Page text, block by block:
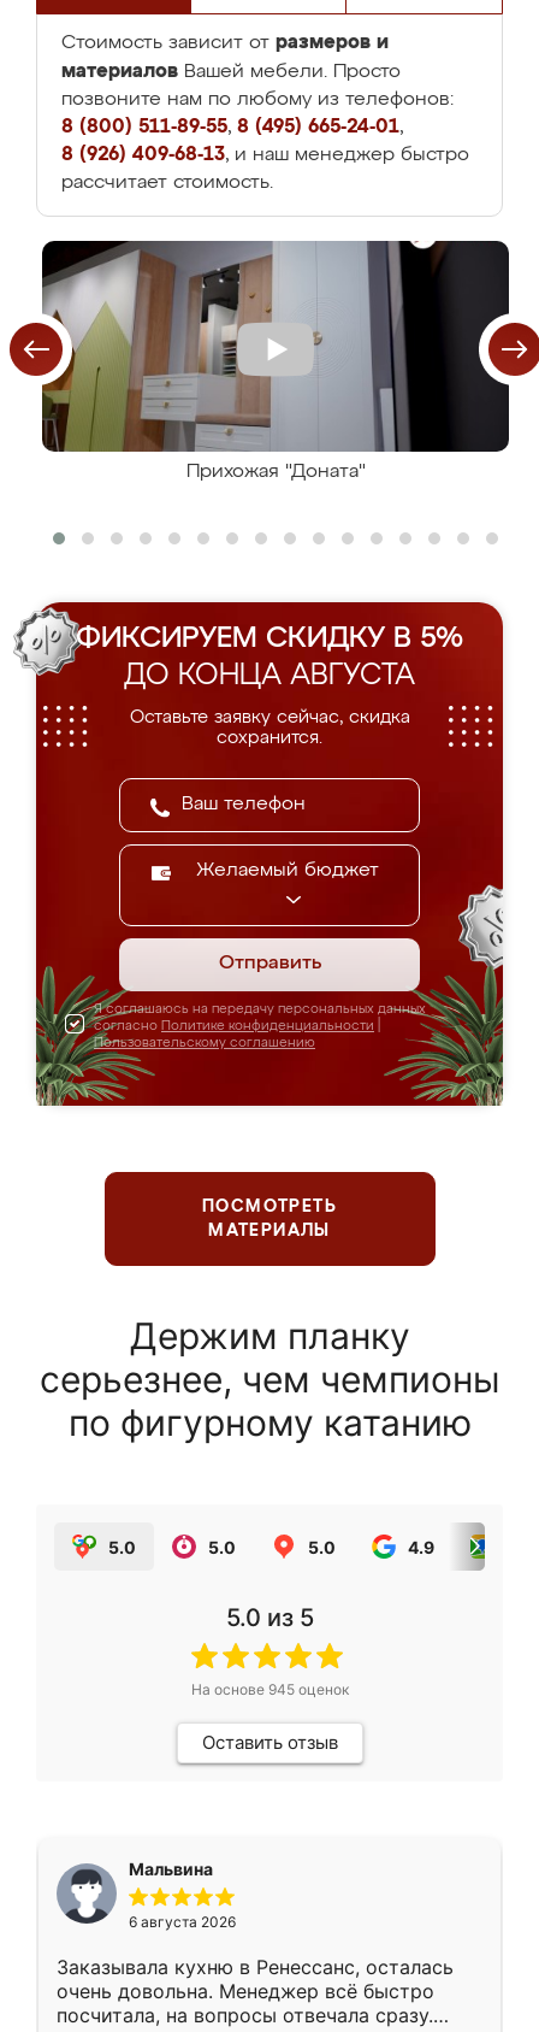
Стоимость зависит от размеров и
материалов Вашей мебели. Просто
позвоните нам по любому из телефонов:
8 (800) 511-89-55, 8 (495) 665-24-01,
8 (926) 409-68-13, и наш менеджер быстро
рассчитает стоимость.
Прихожая "Доната"
ФИКСИРУЕМ СКИДКУ В 5%
ДО КОНЦА АВГУСТА
Оставьте заявку сейчас, скидка
сохранится.
Желаемый бюджет
Отправить
Я соглашаюсь на передачу персональных данных
согласно Политике конфиденциальности
Пользовательскому соглашению
ПОСМОТРЕТЬ
МАТЕРИАЛЫ
Держим планку
серьезнее, чем чемпионы
по фигурному катанию
5.0 5.0 5.0 4.9
5.0 из 5
На основе 945оценок
Оставить отзыв
Мальвина
6 августа 2026
Заказывала кухню в Ренессанс, осталась
очень довольна. Менеджер всё быстро
посчитала, на вопросы отвечала сразу.